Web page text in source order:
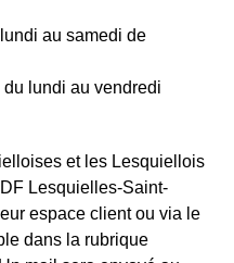
au samedi de
lundi au vendredi
et les Lesquiellois
Lesquielles-Saint-
espace client ou via le
dans la rubrique